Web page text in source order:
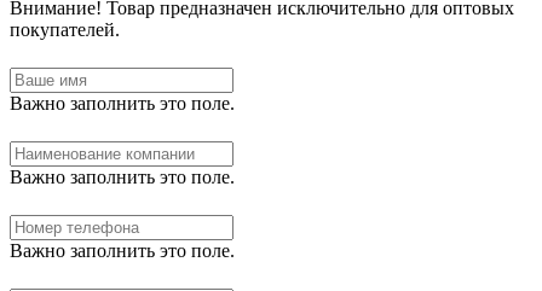
Внимание! Товар предназначен исключительно для оптовых
покупателей.
Важно заполнить это поле.
Важно заполнить это поле.
Важно заполнить это поле.